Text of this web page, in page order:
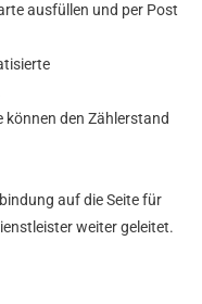
ausfüllen und per Post
können den Zählerstand
auf die Seite für
weiter geleitet.